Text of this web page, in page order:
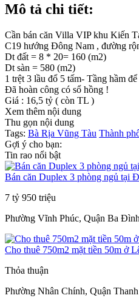
Mô tả chi tiết:
Cần bán căn Villa VIP khu Kiến
C19 hướng Đông Nam , đường
Dt đất = 8 * 20= 160 (m2)
Dt sàn = 580 (m2)
1 trệt 3 lầu đổ 5 tấm- Tầng hầm
Đã hoàn công có sổ hồng !
Giá : 16,5 tỷ ( còn TL )
Xem thêm nội dung
Thu gọn nội dung
Tags: Bà Rịa Vũng Tàu Thành
Gợi ý cho bạn:
Tin rao nổi bật
Bán căn Duplex 3 phòng ngủ tại
7 tỷ 950 triệu
Phường Vĩnh Phúc, Quận Ba
Cho thuê 750m2 mặt tiền 50m ở
Thỏa thuận
Phường Nhân Chính, Quận